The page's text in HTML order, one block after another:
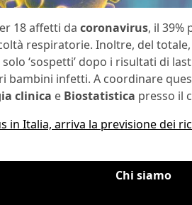
18 affetti da coronavirus, il 39%
respiratorie. Inoltre, del
‘sospetti’ dopo i risultati di
bambini infetti. A coordinare
clinica e Biostatistica presso il
in Italia, arriva la previsione dei
Chi siamo